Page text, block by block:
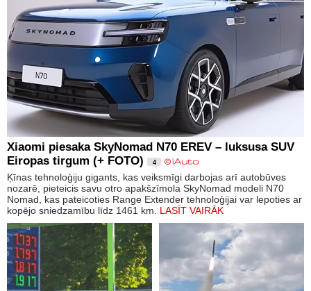
Xiaomi piesaka SkyNomad N70 EREV – luksusa SUV
Eiropas tirgum (+ FOTO)
4
Ķīnas tehnoloģiju gigants, kas veiksmīgi darbojas arī autobūves
nozarē, pieteicis savu otro apakšzīmola SkyNomad modeli N70
Nomad, kas pateicoties Range Extender tehnoloģijai var lepoties ar
kopējo sniedzamību līdz 1461 km. LASĪT VAIRĀK